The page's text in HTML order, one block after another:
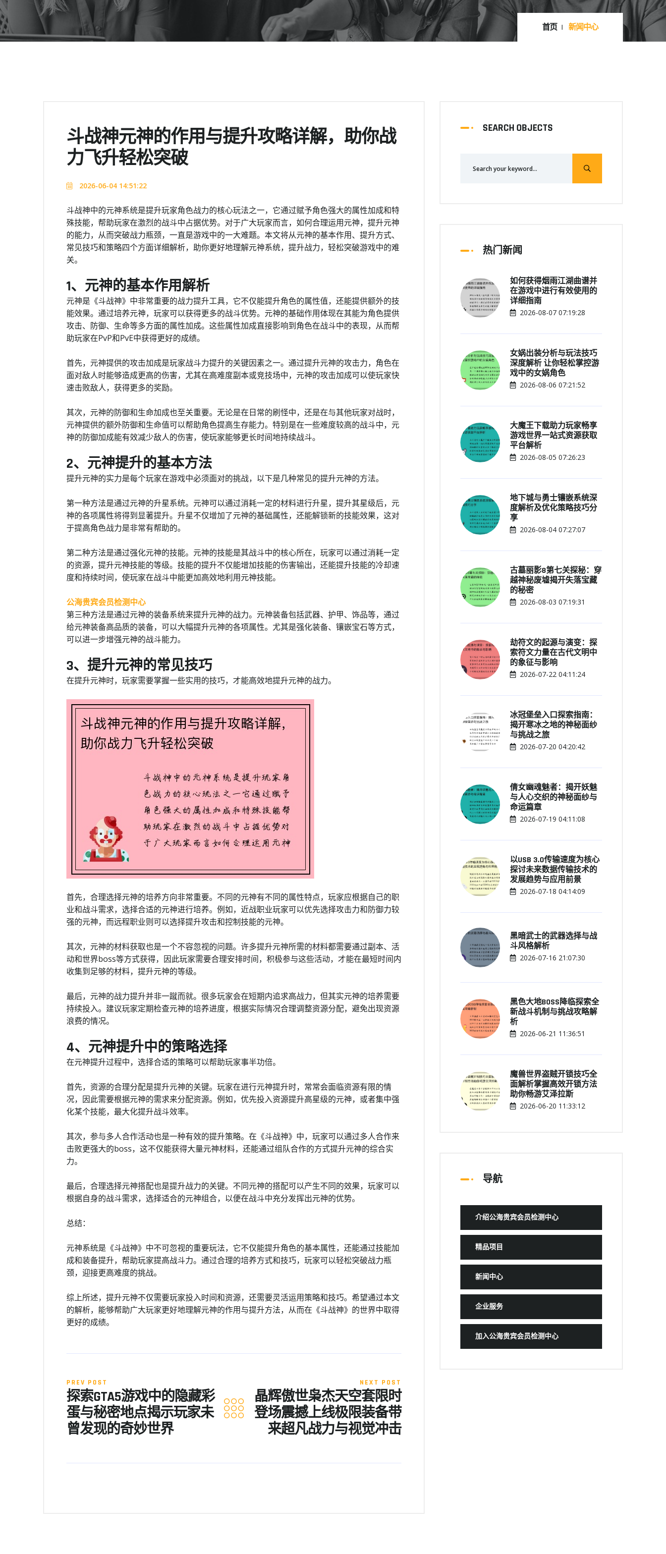
首页 新闻中心
斗战神元神的作用与提升攻略详解，助你战
力飞升轻松突破
2026-06-04 14:51:22
斗战神中的元神系统是提升玩家角色战力的核心玩法之一，它通过赋予角色强大的属性加成和特
殊技能，帮助玩家在激烈的战斗中占据优势。对于广大玩家而言，如何合理运用元神，提升元神
的能力，从而突破战力瓶颈，一直是游戏中的一大难题。本文将从元神的基本作用、提升方式、
常见技巧和策略四个方面详细解析，助你更好地理解元神系统，提升战力，轻松突破游戏中的难
关。
1、元神的基本作用解析
元神是《斗战神》中非常重要的战力提升工具，它不仅能提升角色的属性值，还能提供额外的技
能效果。通过培养元神，玩家可以获得更多的战斗优势。元神的基础作用体现在其能为角色提供
攻击、防御、生命等多方面的属性加成。这些属性加成直接影响到角色在战斗中的表现，从而帮
助玩家在PvP和PvE中获得更好的成绩。
首先，元神提供的攻击加成是玩家战斗力提升的关键因素之一。通过提升元神的攻击力，角色在
面对敌人时能够造成更高的伤害，尤其在高难度副本或竞技场中，元神的攻击加成可以使玩家快
速击败敌人，获得更多的奖励。
其次，元神的防御和生命加成也至关重要。无论是在日常的刷怪中，还是在与其他玩家对战时，
元神提供的额外防御和生命值可以帮助角色提高生存能力。特别是在一些难度较高的战斗中，元
神的防御加成能有效减少敌人的伤害，使玩家能够更长时间地持续战斗。
2、元神提升的基本方法
提升元神的实力是每个玩家在游戏中必须面对的挑战，以下是几种常见的提升元神的方法。
第一种方法是通过元神的升星系统。元神可以通过消耗一定的材料进行升星，提升其星级后，元
神的各项属性将得到显著提升。升星不仅增加了元神的基础属性，还能解锁新的技能效果，这对
于提高角色战力是非常有帮助的。
第二种方法是通过强化元神的技能。元神的技能是其战斗中的核心所在，玩家可以通过消耗一定
的资源，提升元神技能的等级。技能的提升不仅能增加技能的伤害输出，还能提升技能的冷却速
度和持续时间，使玩家在战斗中能更加高效地利用元神技能。
公海贵宾会员检测中心
第三种方法是通过元神的装备系统来提升元神的战力。元神装备包括武器、护甲、饰品等，通过
给元神装备高品质的装备，可以大幅提升元神的各项属性。尤其是强化装备、镶嵌宝石等方式，
可以进一步增强元神的战斗能力。
3、提升元神的常见技巧
在提升元神时，玩家需要掌握一些实用的技巧，才能高效地提升元神的战力。
首先，合理选择元神的培养方向非常重要。不同的元神有不同的属性特点，玩家应根据自己的职
业和战斗需求，选择合适的元神进行培养。例如，近战职业玩家可以优先选择攻击力和防御力较
强的元神，而远程职业则可以选择提升攻击和控制技能的元神。
其次，元神的材料获取也是一个不容忽视的问题。许多提升元神所需的材料都需要通过副本、活
动和世界boss等方式获得，因此玩家需要合理安排时间，积极参与这些活动，才能在最短时间内
收集到足够的材料，提升元神的等级。
最后，元神的战力提升并非一蹴而就。很多玩家会在短期内追求高战力，但其实元神的培养需要
持续投入。建议玩家定期检查元神的培养进度，根据实际情况合理调整资源分配，避免出现资源
浪费的情况。
4、元神提升中的策略选择
在元神提升过程中，选择合适的策略可以帮助玩家事半功倍。
首先，资源的合理分配是提升元神的关键。玩家在进行元神提升时，常常会面临资源有限的情
况，因此需要根据元神的需求来分配资源。例如，优先投入资源提升高星级的元神，或者集中强
化某个技能，最大化提升战斗效率。
其次，参与多人合作活动也是一种有效的提升策略。在《斗战神》中，玩家可以通过多人合作来
击败更强大的boss，这不仅能获得大量元神材料，还能通过组队合作的方式提升元神的综合实
力。
最后，合理选择元神搭配也是提升战力的关键。不同元神的搭配可以产生不同的效果，玩家可以
根据自身的战斗需求，选择适合的元神组合，以便在战斗中充分发挥出元神的优势。
总结：
元神系统是《斗战神》中不可忽视的重要玩法，它不仅能提升角色的基本属性，还能通过技能加
成和装备提升，帮助玩家提高战斗力。通过合理的培养方式和技巧，玩家可以轻松突破战力瓶
颈，迎接更高难度的挑战。
综上所述，提升元神不仅需要玩家投入时间和资源，还需要灵活运用策略和技巧。希望通过本文
的解析，能够帮助广大玩家更好地理解元神的作用与提升方法，从而在《斗战神》的世界中取得
更好的成绩。
PREV POST
探索GTA5游戏中的隐藏彩
蛋与秘密地点揭示玩家未
曾发现的奇妙世界
NEXT POST
晶辉傲世枭杰天空套限时
登场震撼上线极限装备带
来超凡战力与视觉冲击
SEARCH OBJECTS
热门新闻
如何获得烟雨江湖曲谱并
在游戏中进行有效使用的
详细指南
2026-08-07 07:19:28
女娲出装分析与玩法技巧
深度解析 让你轻松掌控游
戏中的女娲角色
2026-08-06 07:21:52
大魔王下载助力玩家畅享
游戏世界一站式资源获取
平台解析
2026-08-05 07:26:23
地下城与勇士镶嵌系统深
度解析及优化策略技巧分
享
2026-08-04 07:27:07
古墓丽影8第七关探秘：穿
越神秘废墟揭开失落宝藏
的秘密
2026-08-03 07:19:31
劫符文的起源与演变：探
索符文力量在古代文明中
的象征与影响
2026-07-22 04:11:24
冰冠堡垒入口探索指南：
揭开寒冰之地的神秘面纱
与挑战之旅
2026-07-20 04:20:42
倩女幽魂魅者：揭开妖魅
与人心交织的神秘面纱与
命运篇章
2026-07-19 04:11:08
以USB 3.0传输速度为核心
探讨未来数据传输技术的
发展趋势与应用前景
2026-07-18 04:14:09
黑暗武士的武器选择与战
斗风格解析
2026-07-16 21:07:30
黑色大地BOSS降临探索全
新战斗机制与挑战攻略解
析
2026-06-21 11:36:51
魔兽世界盗贼开锁技巧全
面解析掌握高效开锁方法
助你畅游艾泽拉斯
2026-06-20 11:33:12
导航
介绍公海贵宾会员检测中心
精品项目
新闻中心
企业服务
加入公海贵宾会员检测中心